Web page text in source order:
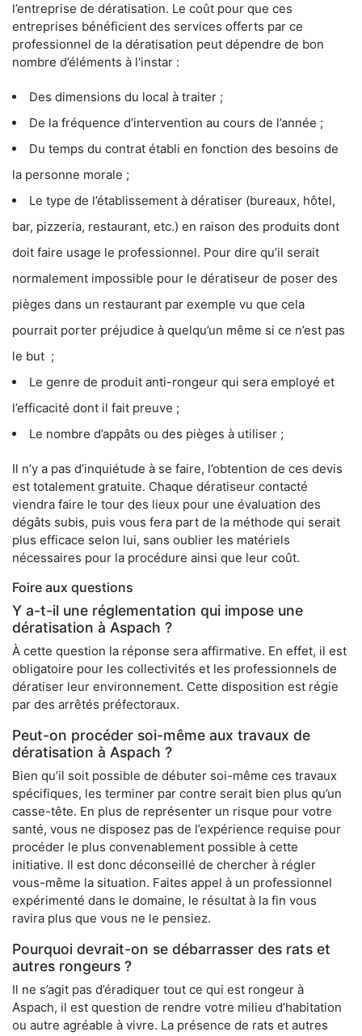
l’entreprise de dératisation. Le coût pour que ces
entreprises bénéficient des services offerts par ce
professionnel de la dératisation peut dépendre de bon
nombre d’éléments à l'instar :
Des dimensions du local à traiter ;
De la fréquence d’intervention au cours de l’année ;
Du temps du contrat établi en fonction des besoins de
la personne morale ;
Le type de l’établissement à dératiser (bureaux, hôtel,
bar, pizzeria, restaurant, etc.) en raison des produits dont
doit faire usage le professionnel. Pour dire qu’il serait
normalement impossible pour le dératiseur de poser des
pièges dans un restaurant par exemple vu que cela
pourrait porter préjudice à quelqu’un même si ce n’est pas
le but ;
Le genre de produit anti-rongeur qui sera employé et
l’efficacité dont il fait preuve ;
Le nombre d’appâts ou des pièges à utiliser ;
Il n’y a pas d’inquiétude à se faire, l’obtention de ces devis
est totalement gratuite. Chaque dératiseur contacté
viendra faire le tour des lieux pour une évaluation des
dégâts subis, puis vous fera part de la méthode qui serait
plus efficace selon lui, sans oublier les matériels
nécessaires pour la procédure ainsi que leur coût.
Foire aux questions
Y a-t-il une réglementation qui impose une
dératisation à Aspach ?
À cette question la réponse sera affirmative. En effet, il est
obligatoire pour les collectivités et les professionnels de
dératiser leur environnement. Cette disposition est régie
par des arrêtés préfectoraux.
Peut-on procéder soi-même aux travaux de
dératisation à Aspach ?
Bien qu’il soit possible de débuter soi-même ces travaux
spécifiques, les terminer par contre serait bien plus qu’un
casse-tête. En plus de représenter un risque pour votre
santé, vous ne disposez pas de l’expérience requise pour
procéder le plus convenablement possible à cette
initiative. Il est donc déconseillé de chercher à régler
vous-même la situation. Faites appel à un professionnel
expérimenté dans le domaine, le résultat à la fin vous
ravira plus que vous ne le pensiez.
Pourquoi devrait-on se débarrasser des rats et
autres rongeurs ?
Il ne s’agit pas d’éradiquer tout ce qui est rongeur à
Aspach, il est question de rendre votre milieu d’habitation
ou autre agréable à vivre. La présence de rats et autres